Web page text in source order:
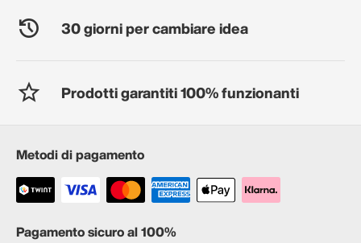
30 giorni per cambiare idea
Prodotti garantiti 100% funzionanti
Metodi di pagamento
Pagamento sicuro al 100%